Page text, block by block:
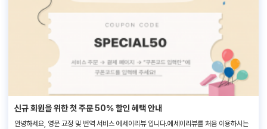
신규 회원을 위한 첫 주문 50% 할인 혜택 안내
안녕하세요, 영문 교정 및 번역 서비스 에세이리뷰 입니다.에세이리뷰를 처음 이용하시는